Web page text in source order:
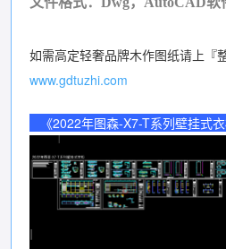
如需高定轻奢品牌木作图纸请上『
www.gdtuzhi.com
《2022年图森-X7-T系列壁挂式